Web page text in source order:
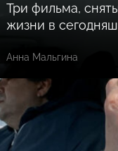
Три фильма,
жизни в
Анна Мальгина